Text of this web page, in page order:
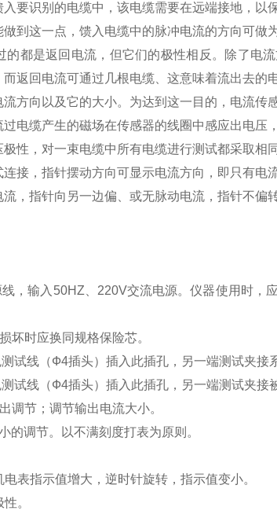
要识别的电缆中，该电缆需要在远端接地，以
到这一点，馈入电缆中的脉冲电流的方向可做
的都是返回电流，但它们的极性相反。除了电
返回电流可通过几根电缆、这意味着流出去的
向以及它的大小。为达到这一目的，电流传
电缆产生的磁场在传感器的线圈中感应出电压
性，对一束电缆中所有电缆进行测试都采取相
接，指针摆动方向可显示电流方向，即只有电
，指针向另一边偏、或无脉动电流，指针不偏
，输入50HZ、220V交流电源。仪器使用时，
时应换同规格保险芯。
试线（Ф4插头）插入此插孔，另一端测试夹接
试线（Ф4插头）插入此插孔，另一端测试夹接
节；调节输出电流大小。
的调节。以不满刻度打表为原则。
表指示值增大，逆时针旋转，指示值变小。
。